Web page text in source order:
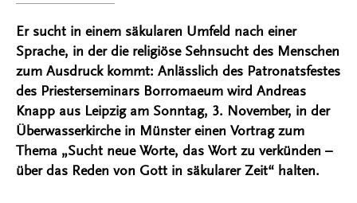
Er sucht in einem säkularen Umfeld nach einer
Sprache, in der die religiöse Sehnsucht des Menschen
zum Ausdruck kommt: Anlässlich des Patronatsfestes
des Priesterseminars Borromaeum wird Andreas
Knapp aus Leipzig am Sonntag, 3. November, in der
Überwasserkirche in Münster einen Vortrag zum
Thema „Sucht neue Worte, das Wort zu verkünden –
über das Reden von Gott in säkularer Zeit“ halten.